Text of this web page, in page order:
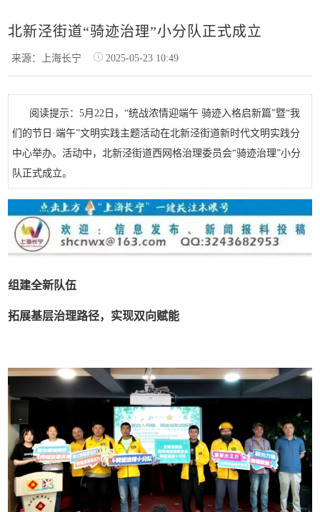
北新泾街道“骑迹治理”小分队正式成立
来源：上海长宁 2025-05-23 10:49
阅读提示：5月22日，“统战浓情迎端午 骑迹入格启新篇”暨“我
们的节日·端午”文明实践主题活动在北新泾街道新时代文明实践分
中心举办。活动中，北新泾街道西网格治理委员会“骑迹治理”小分
队正式成立。
组建全新队伍
拓展基层治理路径，实现双向赋能